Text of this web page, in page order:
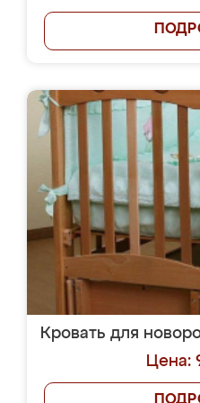
Кровать для
Цена: